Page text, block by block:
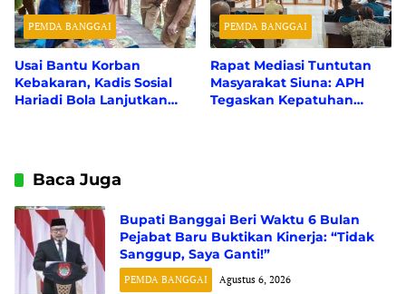
PEMDA BANGGAI
Usai Bantu Korban
Kebakaran, Kadis Sosial
Hariadi Bola Lanjutkan
PEMDA BANGGAI
Rapat Mediasi Tuntutan
Masyarakat Siuna: APH
Tegaskan Kepatuhan
Baca Juga
Bupati Banggai Beri Waktu 6 Bulan
Pejabat Baru Buktikan Kinerja: “Tidak
Sanggup, Saya Ganti!”
PEMDA BANGGAI Agustus 6, 2026